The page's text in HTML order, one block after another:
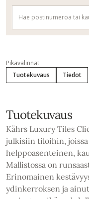
Pikavalinnat
Tuotekuvaus
Tiedot
Tuotekuvaus
Kährs Luxury Tiles
julkisiin tiloihin,
helppoasenteinen,
Mallistossa on
Erinomainen
ydinkerroksen ja